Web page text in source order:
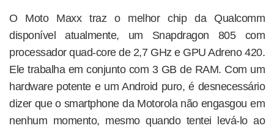
O Moto Maxx traz o melhor chip da Qualcomm
disponível atualmente, um Snapdragon 805 com
processador quad-core de 2,7 GHz e GPU Adreno 420.
Ele trabalha em conjunto com 3 GB de RAM. Com um
hardware potente e um Android puro, é desnecessário
dizer que o smartphone da Motorola não engasgou em
nenhum momento, mesmo quando tentei levá-lo ao